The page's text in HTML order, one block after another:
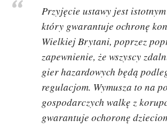
Przyjęcie ustawy jest
który gwarantuje ochronę
Wielkiej Brytani, poprzez
zapewnienie, że wszyscy
gier hazardowych będą
regulacjom. Wymusza to na
gospodarczych walkę z
gwarantuje ochoronę